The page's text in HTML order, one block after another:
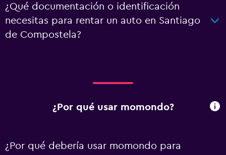
¿Qué documentación o identificación
necesitas para rentar un auto en Santiago
de Compostela?
¿Por qué usar momondo?
¿Por qué debería usar momondo para